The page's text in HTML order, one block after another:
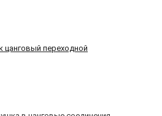
цанговый переходной